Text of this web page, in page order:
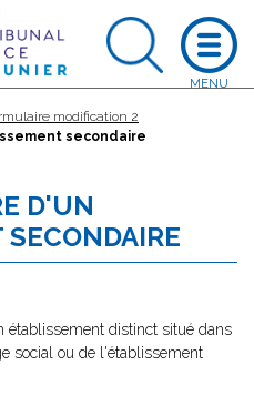
modification 2
secondaire
D'UN
établissement distinct situé dans
social ou de l'établissement